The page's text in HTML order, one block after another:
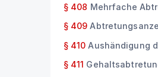
§ 408 Mehrfache
§ 409
§ 410 Aushändigung
§ 411